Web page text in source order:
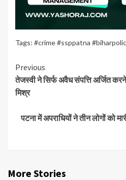
Tags: #crime #ssppatna
Continue
Reading
Previous
तेजस्वी ने सिर्फ अवैध संपत्ति अर्जित
मिश्र
पटना में अपराधियों ने तीन लोगों को
More Stories